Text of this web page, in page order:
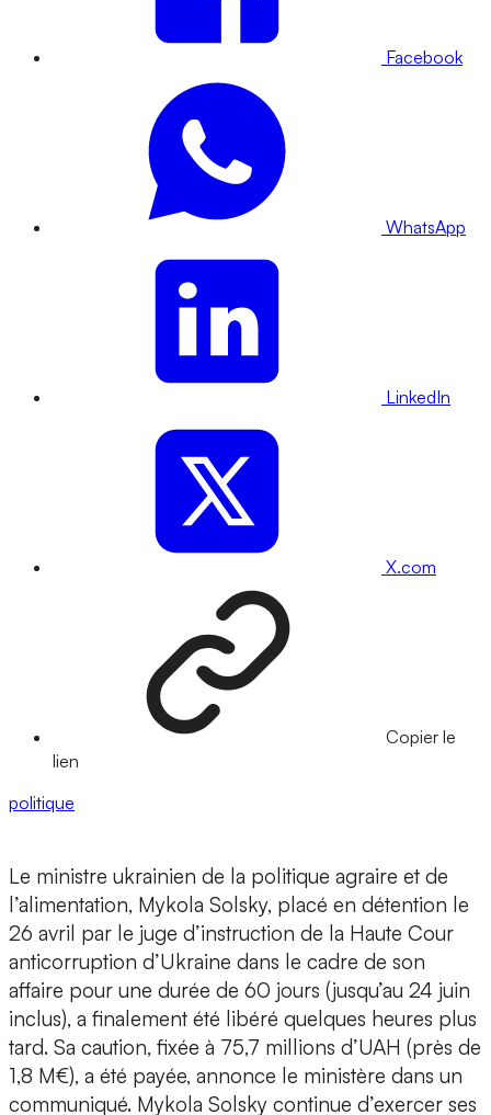
Facebook
WhatsApp
LinkedIn
X.com
Copier le
lien
politique
Le ministre ukrainien de la politique agraire et de
l’alimentation, Mykola Solsky, placé en détention le
26 avril par le juge d’instruction de la Haute Cour
anticorruption d’Ukraine dans le cadre de son
affaire pour une durée de 60 jours (jusqu’au 24 juin
inclus), a finalement été libéré quelques heures plus
tard. Sa caution, fixée à 75,7 millions d’UAH (près de
1,8 M€), a été payée, annonce le ministère dans un
communiqué. Mykola Solsky continue d’exercer ses